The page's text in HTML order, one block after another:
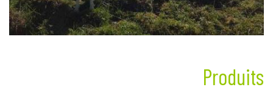
Produits